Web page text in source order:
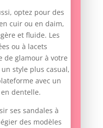
optez pour des
cuir ou en daim,
et fluide. Les
ou à lacets
de glamour à votre
style plus casual,
avec un
dentelle.
ses sandales à
des modèles